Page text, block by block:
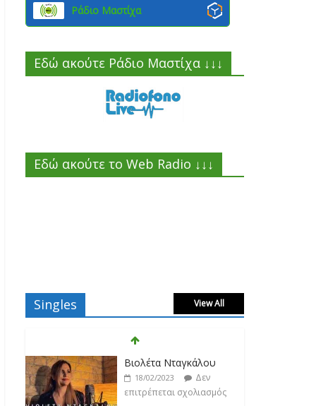
Ράδιο Μαστίχα
Εδώ ακούτε Ράδιο Μαστίχα ↓↓↓
Εδώ ακούτε το Web Radio ↓↓↓
Singles View All
Βιολέτα Νταγκάλου
18/02/2023
Δεν
επιτρέπεται σχολιασμός